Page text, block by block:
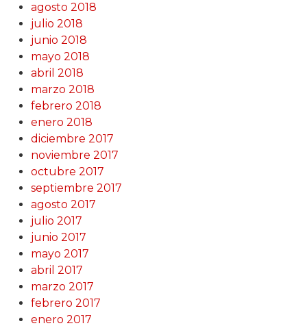
agosto 2018
julio 2018
junio 2018
mayo 2018
abril 2018
marzo 2018
febrero 2018
enero 2018
diciembre 2017
noviembre 2017
octubre 2017
septiembre 2017
agosto 2017
julio 2017
junio 2017
mayo 2017
abril 2017
marzo 2017
febrero 2017
enero 2017